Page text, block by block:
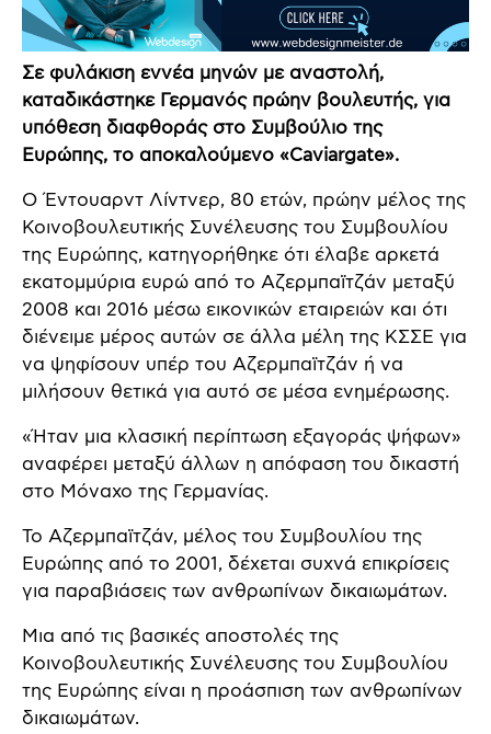
Σε φυλάκιση εννέα μηνών με αναστολή,
καταδικάστηκε Γερμανός πρώην βουλευτής, για
υπόθεση διαφθοράς στο Συμβούλιο της
Ευρώπης, το αποκαλούμενο «Caviargate».
Ο Έντουαρντ Λίντνερ, 80 ετών, πρώην μέλος της
Κοινοβουλευτικής Συνέλευσης του Συμβουλίου
της Ευρώπης, κατηγορήθηκε ότι έλαβε αρκετά
εκατομμύρια ευρώ από το Αζερμπαϊτζάν μεταξύ
2008 και 2016 μέσω εικονικών εταιρειών και ότι
διένειμε μέρος αυτών σε άλλα μέλη της ΚΣΣΕ για
να ψηφίσουν υπέρ του Αζερμπαϊτζάν ή να
μιλήσουν θετικά για αυτό σε μέσα ενημέρωσης.
«Ήταν μια κλασική περίπτωση εξαγοράς ψήφων»
αναφέρει μεταξύ άλλων η απόφαση του δικαστή
στο Μόναχο της Γερμανίας.
Το Αζερμπαϊτζάν, μέλος του Συμβουλίου της
Ευρώπης από το 2001, δέχεται συχνά επικρίσεις
για παραβιάσεις των ανθρωπίνων δικαιωμάτων.
Μια από τις βασικές αποστολές της
Κοινοβουλευτικής Συνέλευσης του Συμβουλίου
της Ευρώπης είναι η προάσπιση των ανθρωπίνων
δικαιωμάτων.